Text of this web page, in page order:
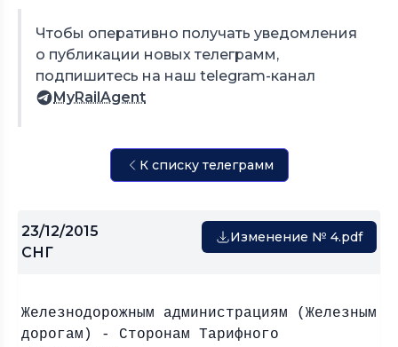
Чтобы оперативно получать уведомления
о публикации новых телеграмм,
подпишитесь на наш telegram-канал
MyRailAgent
К списку телеграмм
23/12/2015
СНГ
Изменение № 4.pdf
Железнодорожным администрациям (Железным
дорогам) - Сторонам Тарифного